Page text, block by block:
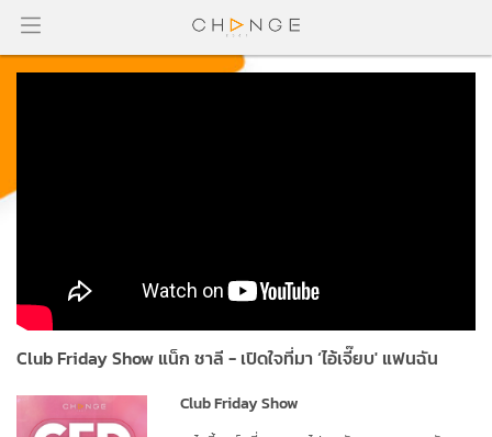
Club Friday Show แน็ก ชาลี - เปิดใจที่มา ‘ไอ้เจี๊ยบ' แฟนฉัน
Club Friday Show